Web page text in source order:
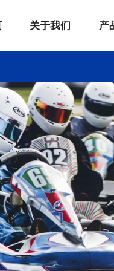
关于我们 产